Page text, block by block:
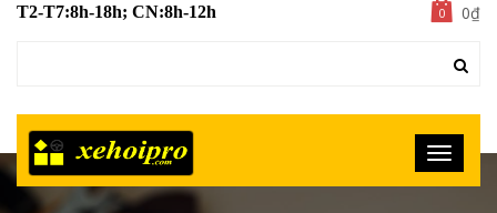
T2-T7:8h-18h; CN:8h-12h 0 0₫